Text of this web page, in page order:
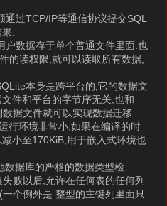
过TCP/IP等通信协议提交SQL
.
户数据存于单个普通文件里面.也
的读权限,就可以读取所有数据;
本身是跨平台的,它的数据文
件和平台的字节序无关,也和
据文件就可以实现数据迁移.
行环境非常小,如果在编译的时
小至170KiB,用于嵌入式环境也
数据库的严格的数据类型检
败以后,允许在任何表的任何列
个例外是:整型的主键列里面只